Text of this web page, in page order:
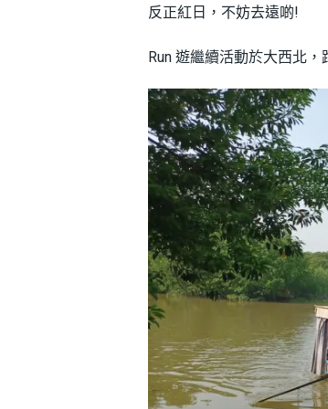
反正紅日，不妨去遠啲!
Run 遊繼續活動於大西北